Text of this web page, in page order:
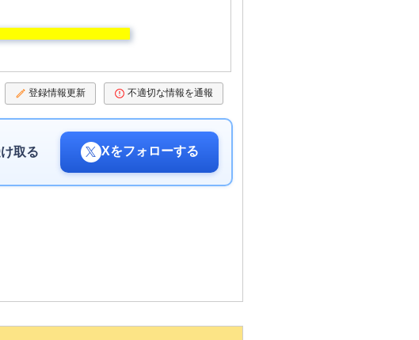
登録情報更新 不適切な情報を通報
取る Xをフォローする